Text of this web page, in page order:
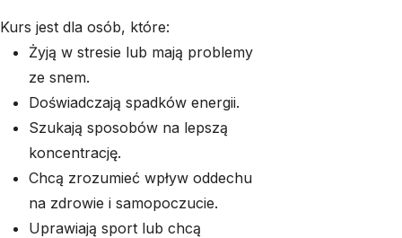
Kurs jest dla osób, które:
Żyją w stresie lub mają problemy
ze snem.
Doświadczają spadków energii.
Szukają sposobów na lepszą
koncentrację.
Chcą zrozumieć wpływ oddechu
na zdrowie i samopoczucie.
Uprawiają sport lub chcą